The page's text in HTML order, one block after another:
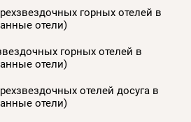
горных отелей в
отели)
горных отелей в
отели)
отелей досуга в
отели)